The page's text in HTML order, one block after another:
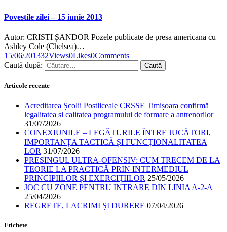
Povestile zilei – 15 iunie 2013
Autor: CRISTI ȘANDOR Pozele publicate de presa americana cu
Ashley Cole (Chelsea)…
15/06/201332Views0Likes0Comments
Caută după:
Articole recente
Acreditarea Școlii Postliceale CRSSE Timișoara confirmă
legalitatea și calitatea programului de formare a antrenorilor
31/07/2026
CONEXIUNILE – LEGĂTURILE ÎNTRE JUCĂTORI,
IMPORTANȚA TACTICĂ ȘI FUNCȚIONALITATEA
LOR 31/07/2026
PRESINGUL ULTRA-OFENSIV: CUM TRECEM DE LA
TEORIE LA PRACTICĂ PRIN INTERMEDIUL
PRINCIPIILOR ȘI EXERCIȚIILOR 25/05/2026
JOC CU ZONE PENTRU INTRARE DIN LINIA A-2-A
25/04/2026
REGRETE, LACRIMI ȘI DURERE 07/04/2026
Etichete